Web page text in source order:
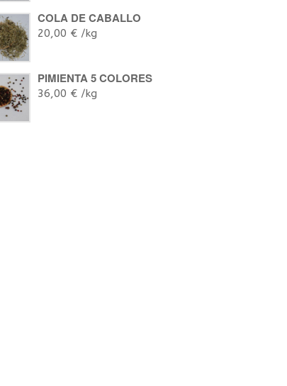
COLA DE CABALLO
20,00 € /kg
PIMIENTA 5 COLORES
36,00 € /kg